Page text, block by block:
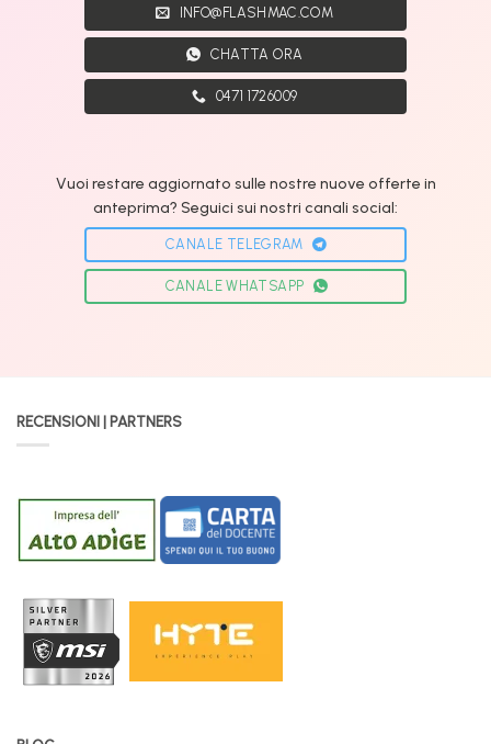
INFO@FLASHMAC.COM
CHATTA ORA
0471 1726009
Vuoi restare aggiornato sulle nostre nuove offerte in
anteprima? Seguici sui nostri canali social:
CANALE TELEGRAM
CANALE WHATSAPP
RECENSIONI | PARTNERS